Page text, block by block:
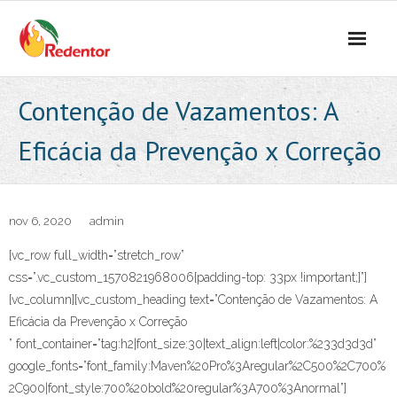
content
Contenção de Vazamentos: A
Eficácia da Prevenção x Correção
nov 6, 2020 admin
[vc_row full_width=”stretch_row”
css=”.vc_custom_1570821968006{padding-top: 33px !important;}”]
[vc_column][vc_custom_heading text=”Contenção de Vazamentos: A
Eficácia da Prevenção x Correção
” font_container=”tag:h2|font_size:30|text_align:left|color:%233d3d3d”
google_fonts=”font_family:Maven%20Pro%3Aregular%2C500%2C700%
2C900|font_style:700%20bold%20regular%3A700%3Anormal”]